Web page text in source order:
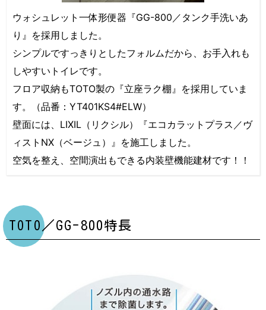
ウォシュレット一体形便器『GG-800／タンク手洗いあ
り』を採用しました。
シンプルですっきりとしたフォルムだから、お手入れも
しやすいトイレです。
フロア収納もTOTO製の『立座ラク棚』を採用していま
す。（品番：YT401KS4#ELW）
壁面には、LIXIL（リクシル）『エコカラットプラス／ヴ
ィストNX（ベージュ）』を施工しました。
空気を整え、空間演出もできる内装壁機能建材です！！
TOTO／GG-800特長